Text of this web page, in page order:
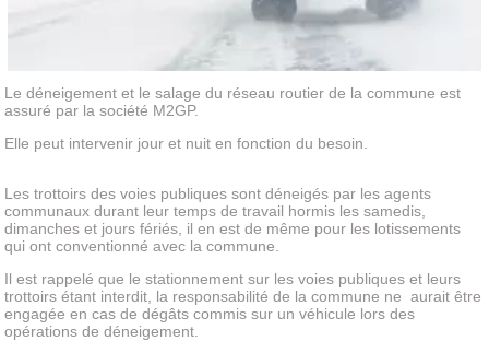
Le déneigement et le salage du réseau routier de la commune est
assuré par la société M2GP.
Elle peut intervenir jour et nuit en fonction du besoin.
Les trottoirs des voies publiques sont déneigés par les agents
communaux durant leur temps de travail hormis les samedis,
dimanches et jours fériés, il en est de même pour les lotissements
qui ont conventionné avec la commune.
Il est rappelé que le stationnement sur les voies publiques et leurs
trottoirs étant interdit, la responsabilité de la commune ne aurait être
engagée en cas de dégâts commis sur un véhicule lors des
opérations de déneigement.